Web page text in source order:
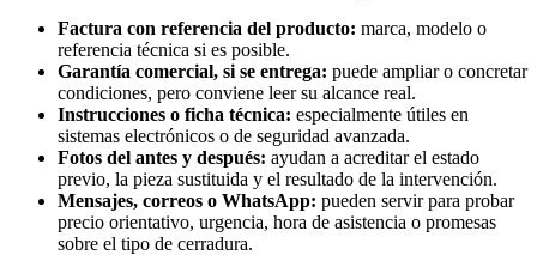
Factura con referencia del producto: marca, modelo o
referencia técnica si es posible.
Garantía comercial, si se entrega: puede ampliar o concretar
condiciones, pero conviene leer su alcance real.
Instrucciones o ficha técnica: especialmente útiles en
sistemas electrónicos o de seguridad avanzada.
Fotos del antes y después: ayudan a acreditar el estado
previo, la pieza sustituida y el resultado de la intervención.
Mensajes, correos o WhatsApp: pueden servir para probar
precio orientativo, urgencia, hora de asistencia o promesas
sobre el tipo de cerradura.